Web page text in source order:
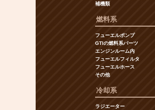
補機類
燃料系
フューエルポンプ
GTIの燃料系パーツ
エンジンルーム内
フューエルフィルタ
フューエルホース
その他
冷却系
ラジエーター